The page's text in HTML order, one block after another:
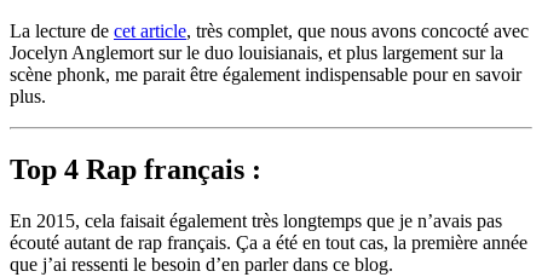
La lecture de cet article, très complet, que nous avons concocté avec
Jocelyn Anglemort sur le duo louisianais, et plus largement sur la
scène phonk, me parait être également indispensable pour en savoir
plus.
Top 4 Rap français :
En 2015, cela faisait également très longtemps que je n’avais pas
écouté autant de rap français. Ça a été en tout cas, la première année
que j’ai ressenti le besoin d’en parler dans ce blog.